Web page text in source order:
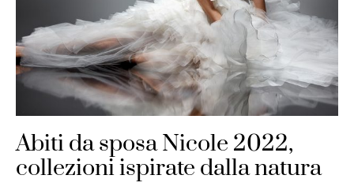
Abiti da sposa Nicole 2022,
collezioni ispirate dalla natura